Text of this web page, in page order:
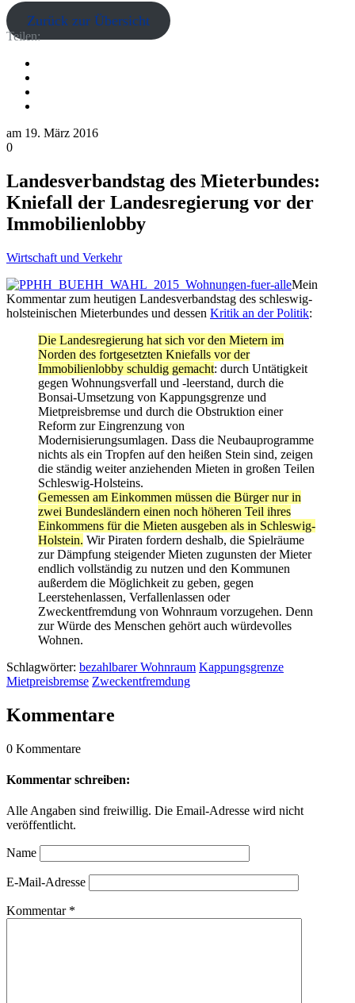
Zurück zur Übersicht
Teilen:
am 19. März 2016
0
Landesverbandstag des Mieterbundes:
Kniefall der Landesregierung vor der
Immobilienlobby
Wirtschaft und Verkehr
Mein
Kommentar zum heutigen Landesverbandstag des schleswig-
holsteinischen Mieterbundes und dessen Kritik an der Politik:
Die Landesregierung hat sich vor den Mietern im
Norden des fortgesetzten Kniefalls vor der
Immobilienlobby schuldig gemacht: durch Untätigkeit
gegen Wohnungsverfall und -leerstand, durch die
Bonsai-Umsetzung von Kappungsgrenze und
Mietpreisbremse und durch die Obstruktion einer
Reform zur Eingrenzung von
Modernisierungsumlagen. Dass die Neubauprogramme
nichts als ein Tropfen auf den heißen Stein sind, zeigen
die ständig weiter anziehenden Mieten in großen Teilen
Schleswig-Holsteins.
Gemessen am Einkommen müssen die Bürger nur in
zwei Bundesländern einen noch höheren Teil ihres
Einkommens für die Mieten ausgeben als in Schleswig-
Holstein. Wir Piraten fordern deshalb, die Spielräume
zur Dämpfung steigender Mieten zugunsten der Mieter
endlich vollständig zu nutzen und den Kommunen
außerdem die Möglichkeit zu geben, gegen
Leerstehenlassen, Verfallenlassen oder
Zweckentfremdung von Wohnraum vorzugehen. Denn
zur Würde des Menschen gehört auch würdevolles
Wohnen.
Schlagwörter: bezahlbarer Wohnraum Kappungsgrenze
Mietpreisbremse Zweckentfremdung
Kommentare
0 Kommentare
Kommentar schreiben:
Alle Angaben sind freiwillig. Die Email-Adresse wird nicht
veröffentlicht.
Name
E-Mail-Adresse
Kommentar *